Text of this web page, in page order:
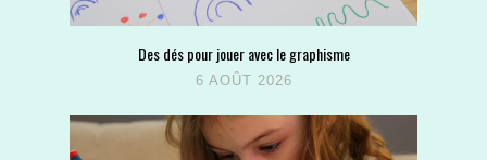
Des dés pour jouer avec le graphisme
6 AOÛT 2026